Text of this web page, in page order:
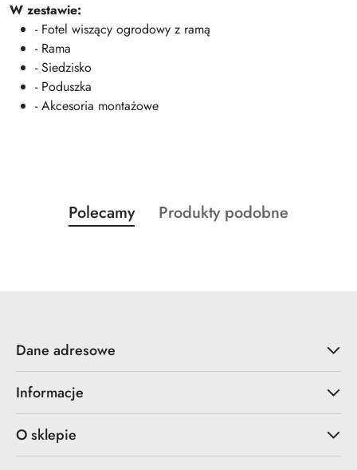
W zestawie:
- Fotel wiszący ogrodowy z ramą
- Rama
- Siedzisko
- Poduszka
- Akcesoria montażowe
Pomiń karuzelę produktów
Produkty
o
Polecamy
Produkty
Produkty podobne
Dane adresowe
Informacje
O sklepie